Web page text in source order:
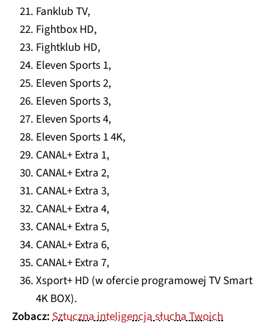
Fanklub TV,
Fightbox HD,
Fightklub HD,
Eleven Sports 1,
Eleven Sports 2,
Eleven Sports 3,
Eleven Sports 4,
Eleven Sports 1 4K,
CANAL+ Extra 1,
CANAL+ Extra 2,
CANAL+ Extra 3,
CANAL+ Extra 4,
CANAL+ Extra 5,
CANAL+ Extra 6,
CANAL+ Extra 7,
Xsport+ HD (w ofercie programowej TV Smart
4K BOX).
Zobacz: Sztuczna inteligencja słucha Twoich